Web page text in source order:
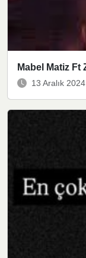
Mabel Matiz Ft
13 Aralık 2024